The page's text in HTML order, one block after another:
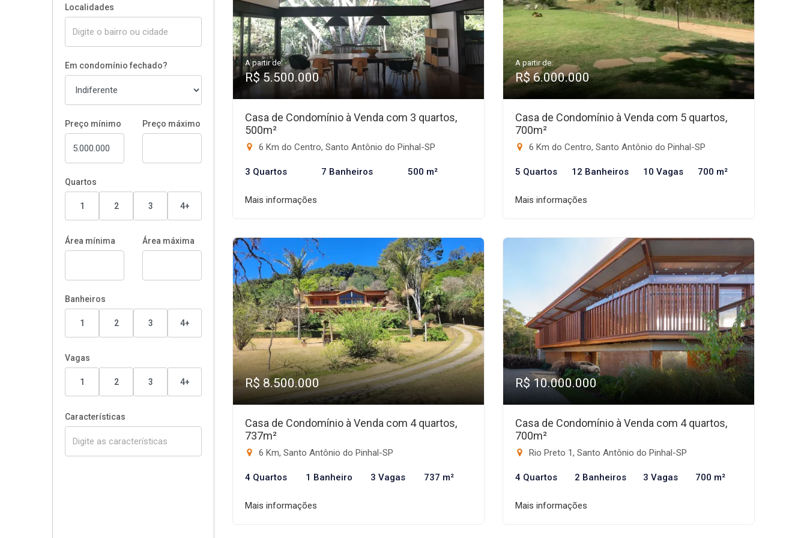
Localidades
Em condomínio fechado?
Preço mínimo Preço máximo
Quartos
1 2 3 4+
Área mínima Área máxima
Banheiros
1 2 3 4+
Vagas
1 2 3 4+
Características
A partir de:
R$ 5.500.000
Casa de Condomínio à Venda com 3 quartos,
500m²
6 Km do Centro, Santo Antônio do Pinhal-SP
3 Quartos 7 Banheiros 500 m²
Mais informações
A partir de:
R$ 6.000.000
Casa de Condomínio à Venda com 5 quartos,
700m²
6 Km do Centro, Santo Antônio do Pinhal-SP
5 Quartos 12 Banheiros 10 Vagas 700 m²
Mais informações
R$ 8.500.000
Casa de Condomínio à Venda com 4 quartos,
737m²
6 Km, Santo Antônio do Pinhal-SP
4 Quartos 1 Banheiro 3 Vagas 737 m²
Mais informações
R$ 10.000.000
Casa de Condomínio à Venda com 4 quartos,
700m²
Rio Preto 1, Santo Antônio do Pinhal-SP
4 Quartos 2 Banheiros 3 Vagas 700 m²
Mais informações